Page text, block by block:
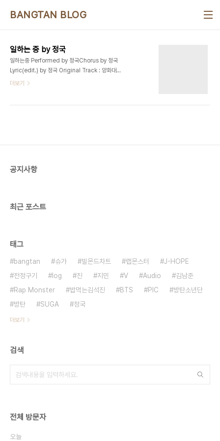
BANGTAN BLOG
일하는 중 by 정국
일하는중 Performed by 정국Chorus by 정국
Lyric(edit.) by 정국 Original Track : 양화대교
- Zion.T 우리 집에는 매일 나 홀로 있었지아버지는
보네전화가 오네, 내 어머니네뚜루루루 "아들 잘 지
더보기
공지사항
최근 포스트
태그
bangtan 슈가 빌몬드차트 랩몬스터
J-HOPE
전정구기
log 진 지민 V Audio
김남준
Rap Monster
밥먹는김석진 BTS PIC
방탄소년단
방탄
SUGA 정국
더보기
검색
전체 방문자
오늘